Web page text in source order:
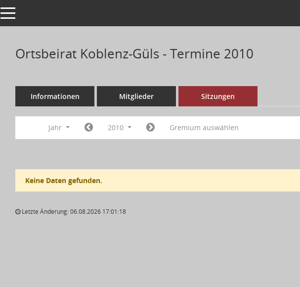
Toggle navigation
Ortsbeirat Koblenz-Güls - Termine 2010
Informationen Mitglieder Sitzungen
Jahr 2010 Gremium auswählen
Keine Daten gefunden.
Letzte Änderung: 06.08.2026 17:01:18